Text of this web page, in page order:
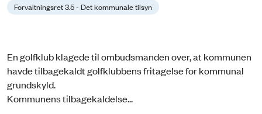
Forvaltningsret 3.5 - Det kommunale tilsyn
En golfklub klagede til ombudsmanden over, at kommunen
havde tilbagekaldt golfklubbens fritagelse for kommunal
grundskyld.
Kommunens tilbagekaldelse...